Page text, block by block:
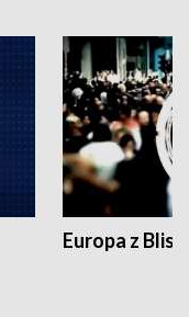
Europa z